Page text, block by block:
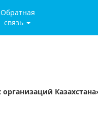
Обратная
связь